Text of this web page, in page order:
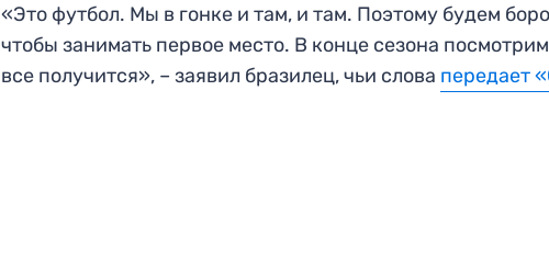
«Это футбол. Мы в гонке и там, и там. Поэтому будем
чтобы занимать первое место. В конце сезона
все получится», – заявил бразилец, чьи слова передает